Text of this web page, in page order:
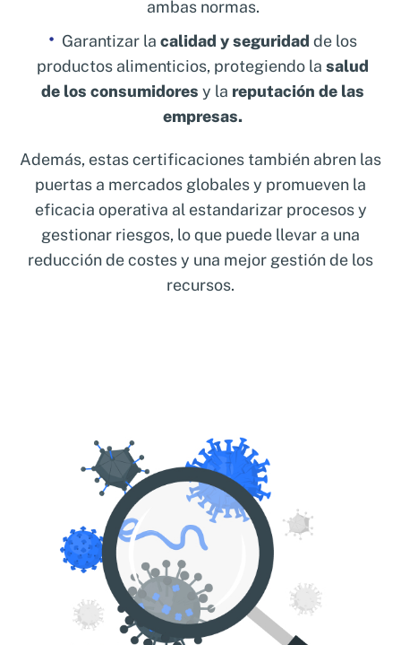
ambas normas.
Garantizar la calidad y seguridad de los
productos alimenticios, protegiendo la salud
de los consumidores y la reputación de las
empresas.
Además, estas certificaciones también abren las
puertas a mercados globales y promueven la
eficacia operativa al estandarizar procesos y
gestionar riesgos, lo que puede llevar a una
reducción de costes y una mejor gestión de los
recursos.